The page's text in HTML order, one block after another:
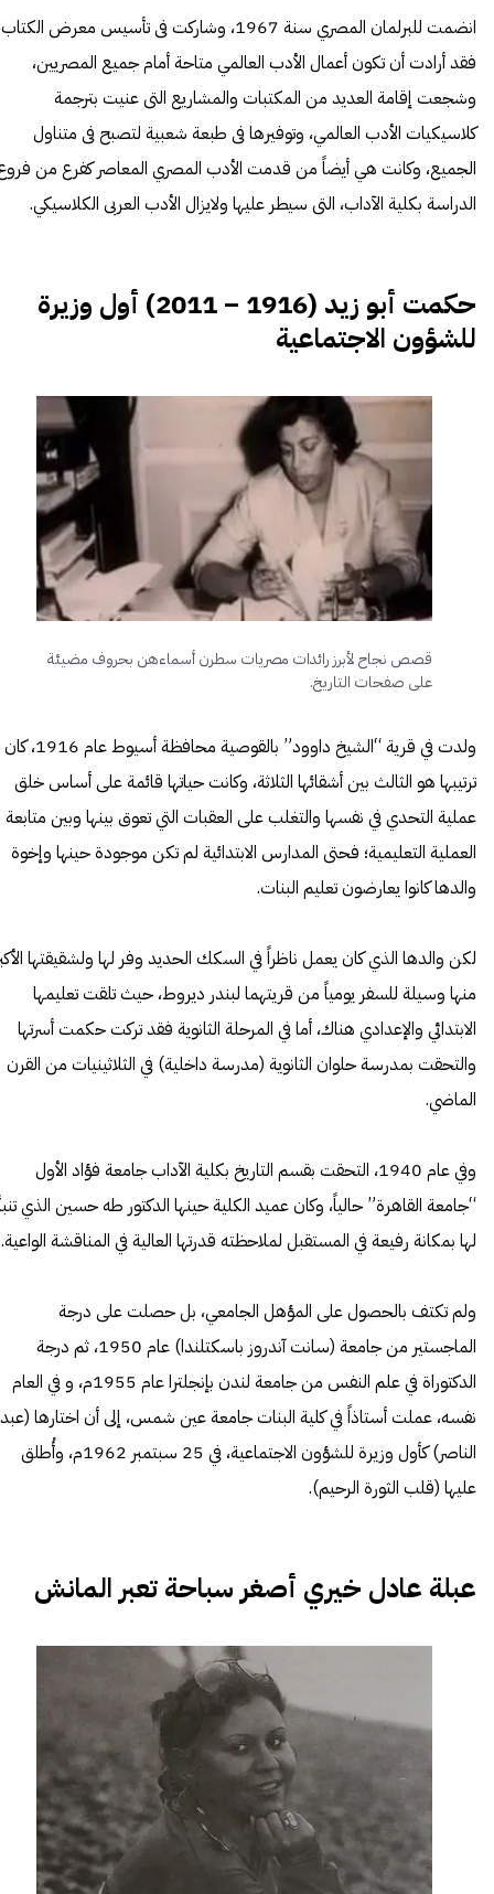
انضمت للبرلمان المصري سنة 1967، وشاركت فى تأسيس معرض
فقد أرادت أن تكون أعمال الأدب العالمي متاحة أمام جميع المصريين،
وشجعت إقامة العديد من المكتبات والمشاريع التى عنيت بترجمة
كلاسيكيات الأدب العالمي، وتوفيرها فى طبعة شعبية لتصبح فى متناول
الجميع، وكانت هي أيضاً من قدمت الأدب المصري المعاصر كفرع من
الدراسة بكلية الآداب، التى سيطر عليها ولايزال الأدب العربى الكلاسيكي.
حكمت أبو زيد (1916 – 2011) أول وزيرة
للشؤون الاجتماعية
قصص نجاح لأبرز رائدات مصريات سطرن أسماءهن بحروف مضيئة
على صفحات التاريخ.
ولدت في قرية “الشيخ داوود” بالقوصية محافظة أسيوط عام 1916، كان
ترتيبها هو الثالث بين أشقائها الثلاثة، وكانت حياتها قائمة على أساس خلق
عملية التحدي في نفسها والتغلب على العقبات التي تعوق بينها وبين متابعة
العملية التعليمية؛ فحتى المدارس الابتدائية لم تكن موجودة حينها وإخوة
والدها كانوا يعارضون تعليم البنات.
لكن والدها الذي كان يعمل ناظراً في السكك الحديد وفر لها ولشقيقتها
منها وسيلة للسفر يومياً من قريتهما لبندر ديروط، حيث تلقت تعليمها
الابتدائي والإعدادي هناك، أما في المرحلة الثانوية فقد تركت حكمت أسرتها
والتحقت بمدرسة حلوان الثانوية (مدرسة داخلية) في الثلاثينيات من القرن
الماضي.
وفي عام 1940، التحقت بقسم التاريخ بكلية الآداب جامعة فؤاد الأول
“جامعة القاهرة” حالياً، وكان عميد الكلية حينها الدكتور طه حسين الذي
لها بمكانة رفيعة في المستقبل لملاحظته قدرتها العالية في المناقشة الواعية.
ولم تكتف بالحصول على المؤهل الجامعي، بل حصلت على درجة
الماجستير من جامعة (سانت آندروز باسكتلندا) عام 1950، ثم درجة
الدكتوراة في علم النفس من جامعة لندن بإنجلترا عام 1955م، و في العام
نفسه، عملت أستاذاً في كلية البنات جامعة عين شمس، إلى أن اختارها (عبد
الناصر) كأول وزيرة للشؤون الاجتماعية، في 25 سبتمبر 1962م، وأُطلق
عليها (قلب الثورة الرحيم).
عبلة عادل خيري أصغر سباحة تعبر المانش